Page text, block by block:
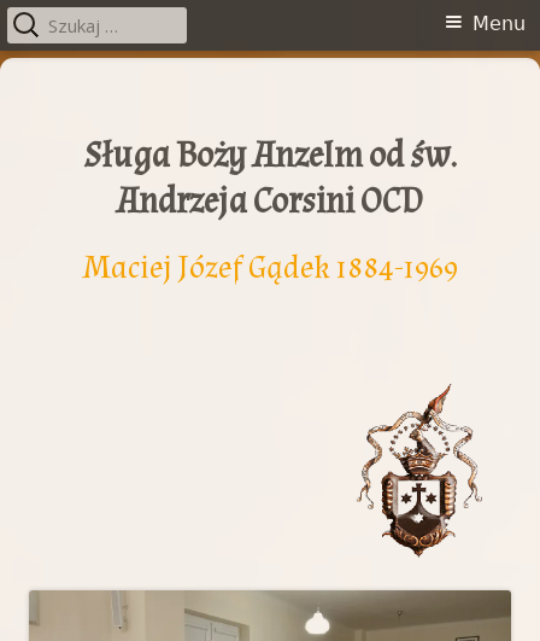
Przeskocz
Sługa Boży Anzelm od św.
Andrzeja Corsini OCD
Maciej Józef Gądek 1884-1969
Menu
główne
Menu
Szukaj: